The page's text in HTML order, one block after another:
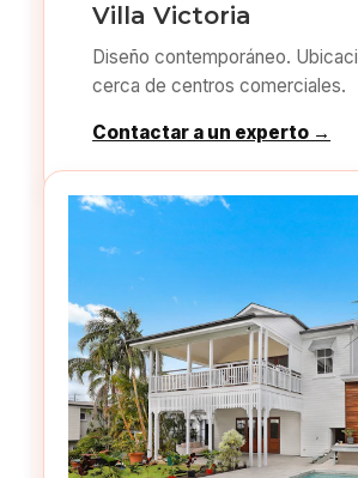
Villa Victoria
Diseño contemporáneo.
cerca de centros comerciales.
Contactar a un experto →